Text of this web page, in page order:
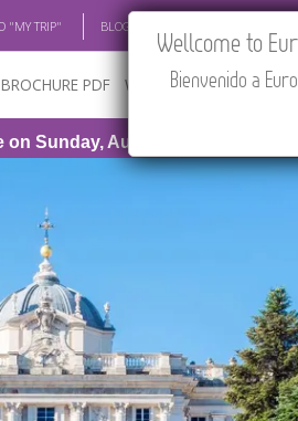
"MY TRIP" BLOG
BROCHURE PDF WHERE TO BUY
9th, from 1:00 PM to 3:30
Wellcome to
Bienvenido a